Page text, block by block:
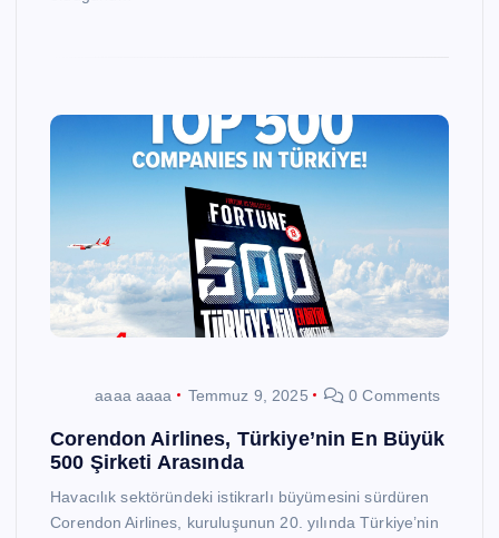
aaaa aaaa Temmuz 9, 2025 0 Comments
Corendon Airlines, Türkiye’nin En Büyük
500 Şirketi Arasında
Havacılık sektöründeki istikrarlı büyümesini sürdüren
Corendon Airlines, kuruluşunun 20. yılında Türkiye’nin